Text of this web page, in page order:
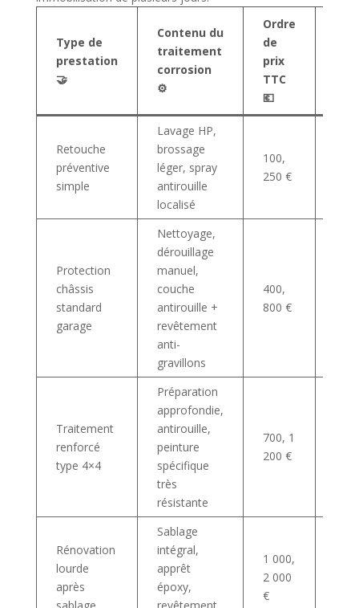
Type de
prestation
🤝
Contenu du
traitement
corrosion
⚙️
Ordre
de
prix
TTC
💶
Retouche
préventive
simple
Lavage HP,
brossage
léger, spray
antirouille
localisé
100,
250 €
Protection
châssis
standard
garage
Nettoyage,
dérouillage
manuel,
couche
antirouille +
revêtement
anti-
gravillons
400,
800 €
Traitement
renforcé
type 4×4
Préparation
approfondie,
antirouille,
peinture
spécifique
très
résistante
700, 1
200 €
Rénovation
lourde
après
Sablage
intégral,
apprêt
époxy,
1 000,
2 000
€